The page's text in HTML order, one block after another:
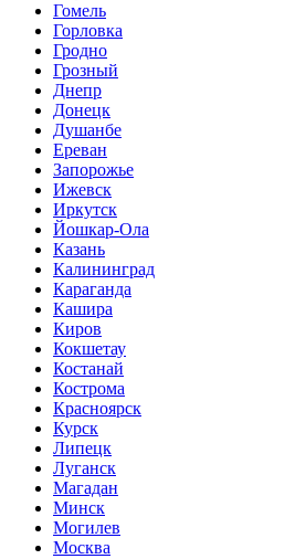
Гомель
Горловка
Гродно
Грозный
Днепр
Донецк
Душанбе
Ереван
Запорожье
Ижевск
Иркутск
Йошкар-Ола
Казань
Калининград
Караганда
Кашира
Киров
Кокшетау
Костанай
Кострома
Красноярск
Курск
Липецк
Луганск
Магадан
Минск
Могилев
Москва